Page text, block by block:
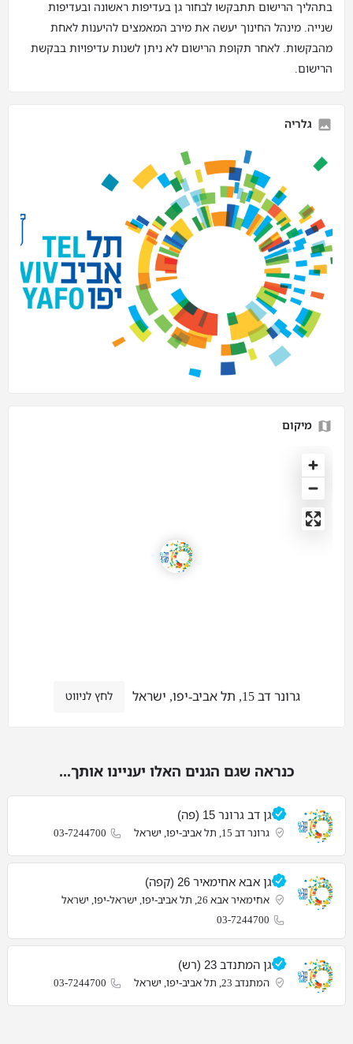
בתהליך הרישום תתבקשו לבחור גן בעדיפות ראשונה ובעדיפות
שנייה. מינהל החינוך יעשה את מירב המאמצים להיענות לאחת
מהבקשות. לאחר תקופת הרישום לא ניתן לשנות עדיפויות בבקשת
הרישום.
גלריה
מיקום
גרונר דב 15, תל אביב-יפו, ישראל לחץ לניווט
כנראה שגם הגנים האלו יעניינו אותך...
גן דב גרונר 15 (פה)
גרונר דב 15, תל אביב-יפו, ישראל 03-7244700
גן אבא אחימאיר 26 (קפה)
אחימאיר אבא 26, תל אביב-יפו, ישראל-יפו, ישראל
03-7244700
גן המתנדב 23 (רש)
המתנדב 23, תל אביב-יפו, ישראל 03-7244700